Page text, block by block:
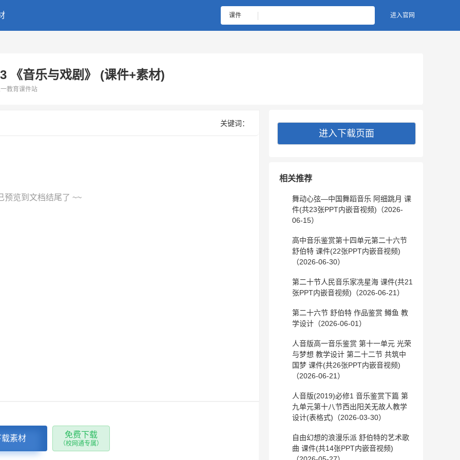
进入官网
课件
《音乐与戏剧》 (课件+素材)
教育课件站
关键词：
预览到文档结尾了 ~~
素材 免费下载
（校网通专属）
进入下载页面
相关推荐
舞动心弦—中国舞蹈音乐 阿细跳月 课
件(共23张PPT内嵌音视频)（2026-
06-15）
高中音乐鉴赏第十四单元第二十六节
舒伯特 课件(22张PPT内嵌音视频)
（2026-06-30）
第二十节人民音乐家冼星海 课件(共21
张PPT内嵌音视频)（2026-06-21）
第二十六节 舒伯特 作品鉴赏 鳟鱼 教
学设计（2026-06-01）
人音版高一音乐鉴赏 第十一单元 光荣
与梦想 教学设计 第二十二节 共筑中
国梦 课件(共26张PPT内嵌音视频)
（2026-06-21）
人音版(2019)必修1 音乐鉴赏下篇 第
九单元第十八节西出阳关无故人教学
设计(表格式)（2026-03-30）
自由幻想的浪漫乐派 舒伯特的艺术歌
曲 课件(共14张PPT内嵌音视频)